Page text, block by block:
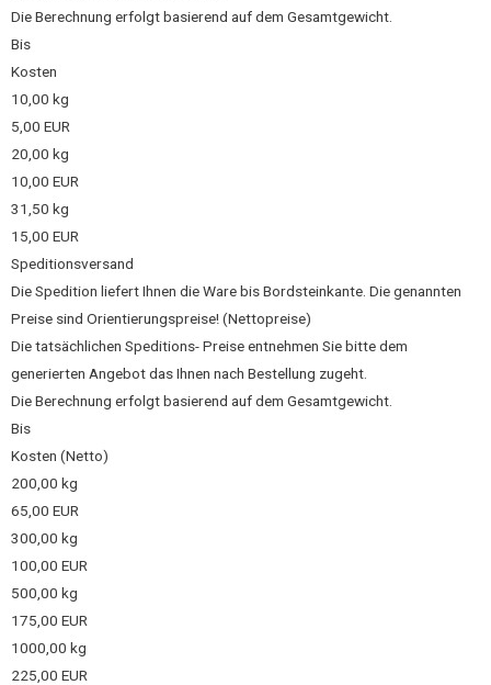
Die Berechnung erfolgt basierend auf dem Gesamtgewicht.
Bis
Kosten
10,00 kg
5,00 EUR
20,00 kg
10,00 EUR
31,50 kg
15,00 EUR
Speditionsversand
Die Spedition liefert Ihnen die Ware bis Bordsteinkante. Die genannten
Preise sind Orientierungspreise! (Nettopreise)
Die tatsächlichen Speditions- Preise entnehmen Sie bitte dem
generierten Angebot das Ihnen nach Bestellung zugeht.
Die Berechnung erfolgt basierend auf dem Gesamtgewicht.
Bis
Kosten (Netto)
200,00 kg
65,00 EUR
300,00 kg
100,00 EUR
500,00 kg
175,00 EUR
1000,00 kg
225,00 EUR